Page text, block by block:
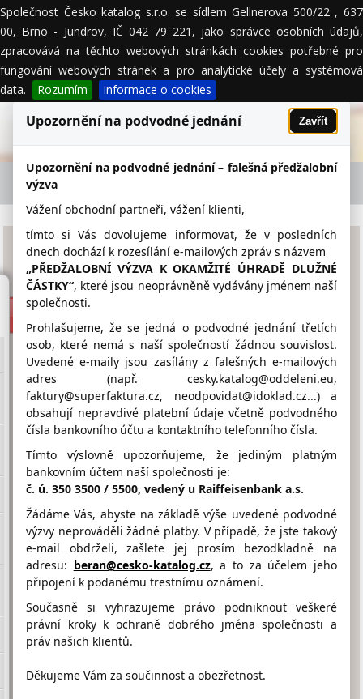
Společnost Česko katalog s.r.o. se sídlem Gellnerova 500/22 , 637
00, Brno - Jundrov, IČ 042 79 221, jako správce osobních údajů,
zpracovává na těchto webových stránkách cookies potřebné pro
fungování webových stránek a pro analytické účely a systémová
data.
Rozumím informace o cookies
MENU
AAA AUTO a.s. - firemní detail
AAA AUTO a.s.
www.aaaauto.cz
312 253 508
Největší výběr – nejlepší ceny – nejširší garance. 4500 vozů
po 1.-2.majiteli. 12 měsíců garance na mechanický stav vozu,
kontrola stavu najetých km. 19 poboček po celé ČR - auto
vám zdarma převezeme na vaši nejbližší pobočku.
Hodnocení firmy AAA AUTO od
návštěvníků
Firma doposud nasbírala:
86 Bodů
1 Bod 2 Body 3 Body
Upozornění na podvodné jednání Zavřít
Upozornění na podvodné jednání – falešná předžalobní
výzva
Vážení obchodní partneři, vážení klienti,
tímto si Vás dovolujeme informovat, že v posledních
dnech dochází k rozesílání e-mailových zpráv s názvem
„PŘEDŽALOBNÍ VÝZVA K OKAMŽITÉ ÚHRADĚ DLUŽNÉ
ČÁSTKY“, které jsou neoprávněně vydávány jménem naší
společnosti.
Prohlašujeme, že se jedná o podvodné jednání třetích
osob, které nemá s naší společností žádnou souvislost.
Uvedené e-maily jsou zasílány z falešných e-mailových
adres (např. cesky.katalog@oddeleni.eu,
faktury@superfaktura.cz, neodpovidat@idoklad.cz...) a
obsahují nepravdivé platební údaje včetně podvodného
čísla bankovního účtu a kontaktního telefonního čísla.
Tímto výslovně upozorňujeme, že jediným platným
bankovním účtem naší společnosti je:
č. ú. 350 3500 / 5500, vedený u Raiffeisenbank a.s.
Žádáme Vás, abyste na základě výše uvedené podvodné
výzvy neprováděli žádné platby. V případě, že jste takový
e-mail obdrželi, zašlete jej prosím bezodkladně na
adresu: beran@cesko-katalog.cz, a to za účelem jeho
připojení k podanému trestnímu oznámení.
Současně si vyhrazujeme právo podniknout veškeré
právní kroky k ochraně dobrého jména společnosti a
práv našich klientů.
Děkujeme Vám za součinnost a obezřetnost.